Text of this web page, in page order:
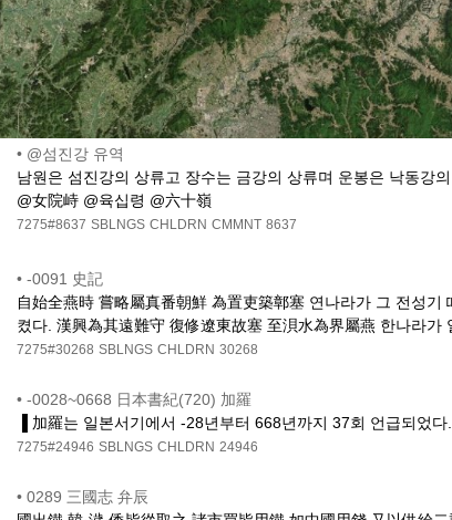
• @섬진강 유역
남원은 섬진강의 상류고 장수는 금강의 상류며 운봉은 낙동강
@女院峙 @육십령 @六十嶺
7275#8637 SBLNGS CHLDRN CMMNT 8637
• -0091 史記
自始全燕時 嘗略屬真番朝鮮 為置吏築鄣塞 연나라가 그 전성
켰다. 漢興為其遠難守 復修遼東故塞 至浿水為界屬燕 한나라
7275#30268 SBLNGS CHLDRN 30268
• -0028~0668 日本書紀(720) 加羅
▐ 加羅는 일본서기에서 -28년부터 668년까지 37회 언급되었
7275#24946 SBLNGS CHLDRN 24946
• 0289 三國志 弁辰